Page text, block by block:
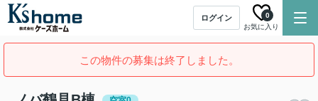
ログイン
お気に入り
0
この物件の募集は終了しました。